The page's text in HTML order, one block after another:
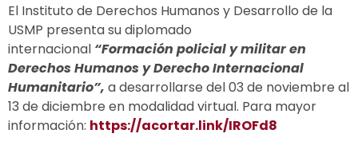
El Instituto de Derechos Humanos y Desarrollo de la
USMP presenta su diplomado
internacional “Formación policial y militar en
Derechos Humanos y Derecho Internacional
Humanitario”, a desarrollarse del 03 de noviembre al
13 de diciembre en modalidad virtual. Para mayor
información: https://acortar.link/IROFd8